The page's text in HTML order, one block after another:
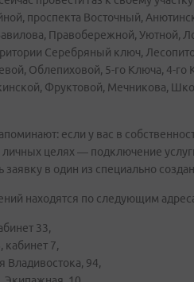
проспекта Восточный,
Правобережной, Уютной,
Серебряный ключ,
Облепиховой, 5-го Ключа, 4-
Фруктовой, Мечникова,
если у вас в
личных целях — подключение
заявку в один из специально
находятся по следующим
33,
кабинет 7,
Владивостока, 94,